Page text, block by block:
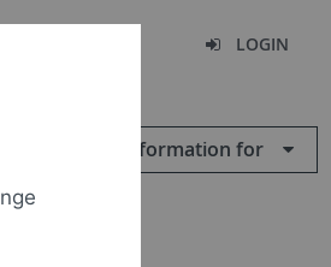
LOGIN
Information for